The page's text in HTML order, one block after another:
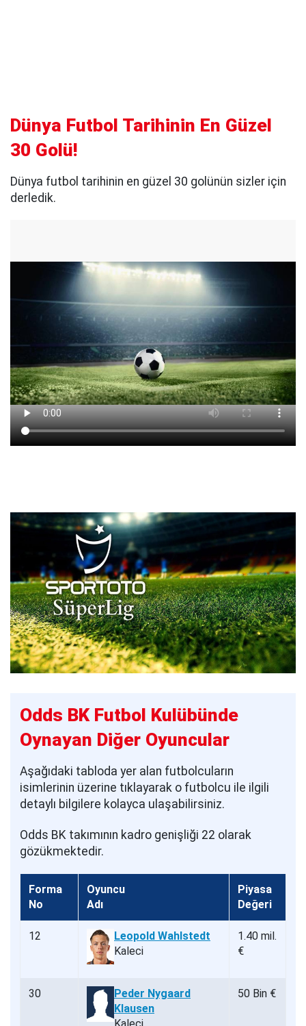
Dünya Futbol Tarihinin En Güzel
30 Golü!
Dünya futbol tarihinin en güzel 30 golünün sizler için
derledik.
Odds BK Futbol Kulübünde
Oynayan Diğer Oyuncular
Aşağıdaki tabloda yer alan futbolcuların
isimlerinin üzerine tıklayarak o futbolcu ile ilgili
detaylı bilgilere kolayca ulaşabilirsiniz.
Odds BK takımının kadro genişliği 22 olarak
gözükmektedir.
Forma
No
Oyuncu
Adı
Piyasa
Değeri
12
Leopold Wahlstedt
Kaleci
1.40 mil.
€
30
Peder Nygaard
Klausen
50 Bin €